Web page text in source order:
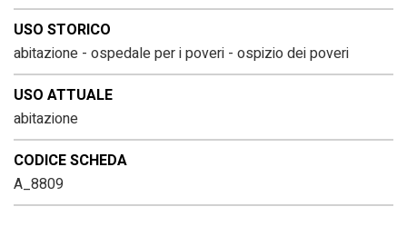
USO STORICO
abitazione - ospedale per i poveri - ospizio dei poveri
USO ATTUALE
abitazione
CODICE SCHEDA
A_8809